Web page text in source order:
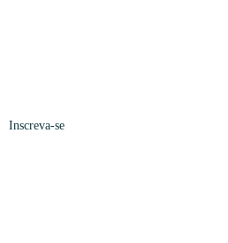
Inscreva-se